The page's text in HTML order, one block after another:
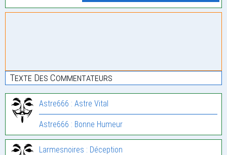
Texte Des Commentateurs
Astre666 : Astre Vital
Astre666 : Bonne Humeur
Larmesnoires : Déception